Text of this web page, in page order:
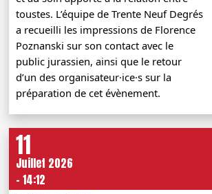
toustes. L’équipe de Trente Neuf Degrés
a recueilli les impressions de Florence
Poznanski sur son contact avec le
public jurassien, ainsi que le retour
d’un des organisateur·ice·s sur la
préparation de cet évènement.
11
Juillet 2026
- 14:12